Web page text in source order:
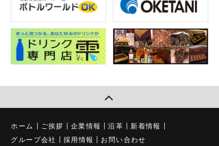
ホーム ご挨拶 企業情報 沿革
新着情報
グループ会社
採用情報 お問い合わせ